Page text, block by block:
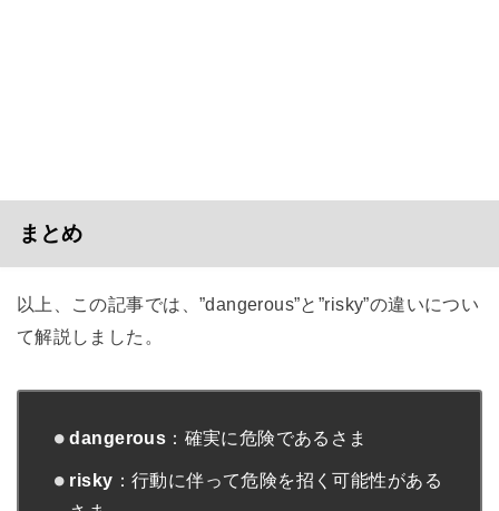
まとめ
以上、この記事では、”dangerous”と”risky”の違いについ
て解説しました。
dangerous ：確実に危険であるさま
risky ：行動に伴って危険を招く可能性がある